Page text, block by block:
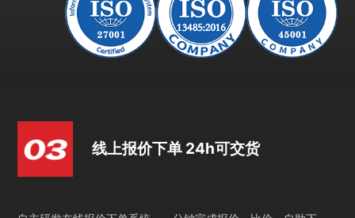
线上报价下单 24h可交货